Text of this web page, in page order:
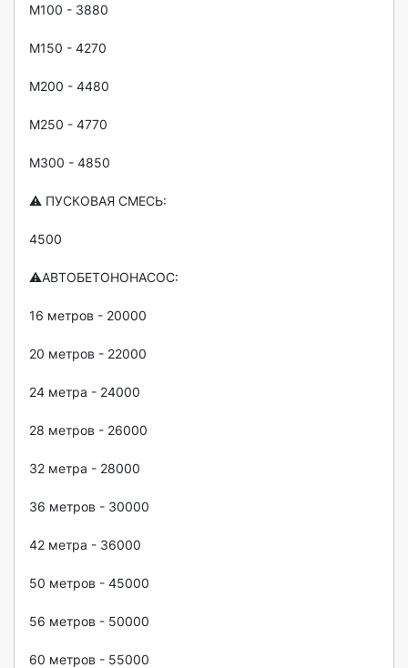
М100 - 3880
М150 - 4270
М200 - 4480
М250 - 4770
M300 - 4850
⚠️ ПУСКОВАЯ СМЕСЬ:
4500
⚠️АВТОБЕТОНОНАСОС:
16 метров - 20000
20 метров - 22000
24 метра - 24000
28 метров - 26000
32 метра - 28000
36 метров - 30000
42 метра - 36000
50 метров - 45000
56 метров - 50000
60 метров - 55000